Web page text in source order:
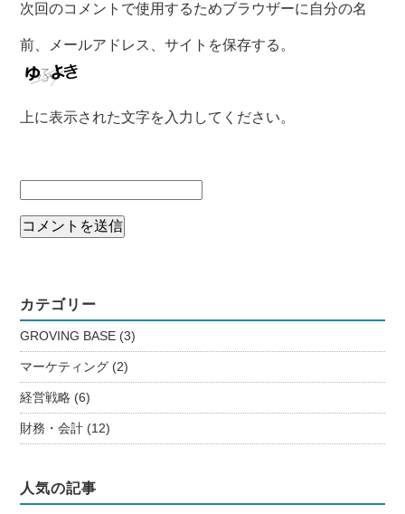
次回のコメントで使用するためブラウザーに自分の名
前、メールアドレス、サイトを保存する。
上に表示された文字を入力してください。
カテゴリー
GROVING BASE (3)
マーケティング (2)
経営戦略 (6)
財務・会計 (12)
人気の記事